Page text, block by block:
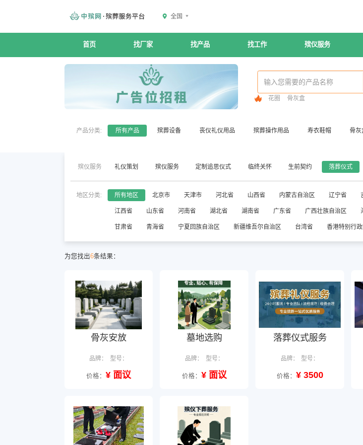
全国
首页 找厂家 找产品 找工作 殡仪服务
花圈 骨灰盒
产品分类: 所有产品 殡葬设备 丧仪礼仪用品 殡葬操作用品 寿衣鞋帽 骨灰
殡仪服务 礼仪策划 殡仪服务 定制追思仪式 临终关怀 生前契约 落葬仪式
地区分类: 所有地区 北京市 天津市 河北省 山西省 内蒙古自治区 辽宁省
江西省 山东省 河南省 湖北省 湖南省 广东省 广西壮族自治区
甘肃省 青海省 宁夏回族自治区 新疆维吾尔自治区 台湾省 香港特别行
为您找出6条结果：
骨灰安放
品牌： 型号：
价格： ¥ 面议
墓地选购
品牌： 型号：
价格： ¥ 面议
落葬仪式服务
品牌： 型号：
价格： ¥ 3500